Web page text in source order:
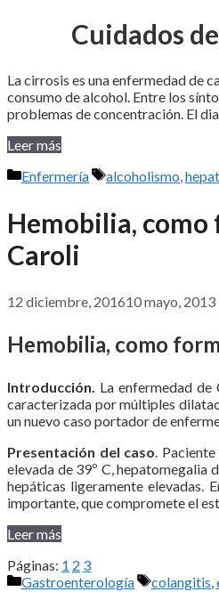
Cuidados
La cirrosis es una enfermedad de
consumo de alcohol. Entre los
problemas de concentración. El
Leer más
Categorías
Enfermería Etiquetas
alcoholismo,
Hemobilia,
Caroli
12 diciembre, 201610 mayo, 2013
Hemobilia, como
Introducción. La enfermedad de
caracterizada por múltiples
un nuevo caso portador de
Presentación del caso.
elevada de 39º C, hepatomegalia
hepáticas ligeramente elevadas.
importante, que compromete el
Leer más
Páginas: 1 2 3
Categorías
Gastroenterología Etiquetas
colangitis,